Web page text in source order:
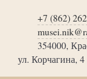
+7 (862)
354000,
ул. Корчагина, 4